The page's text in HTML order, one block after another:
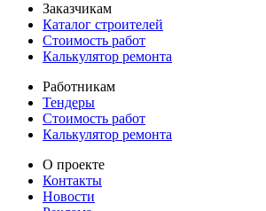
Заказчикам
Каталог строителей
Стоимость работ
Калькулятор ремонта
Работникам
Тендеры
Стоимость работ
Калькулятор ремонта
О проекте
Контакты
Новости